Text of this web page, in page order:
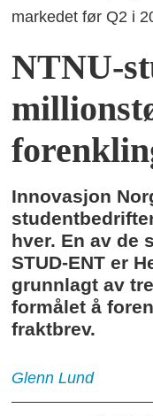
markedet før Q2 i
NTNU-
Innovasjon
hver. En av de
STUD-ENT er
grunnlagt av
formålet å
fraktbrev.
Glenn Lund